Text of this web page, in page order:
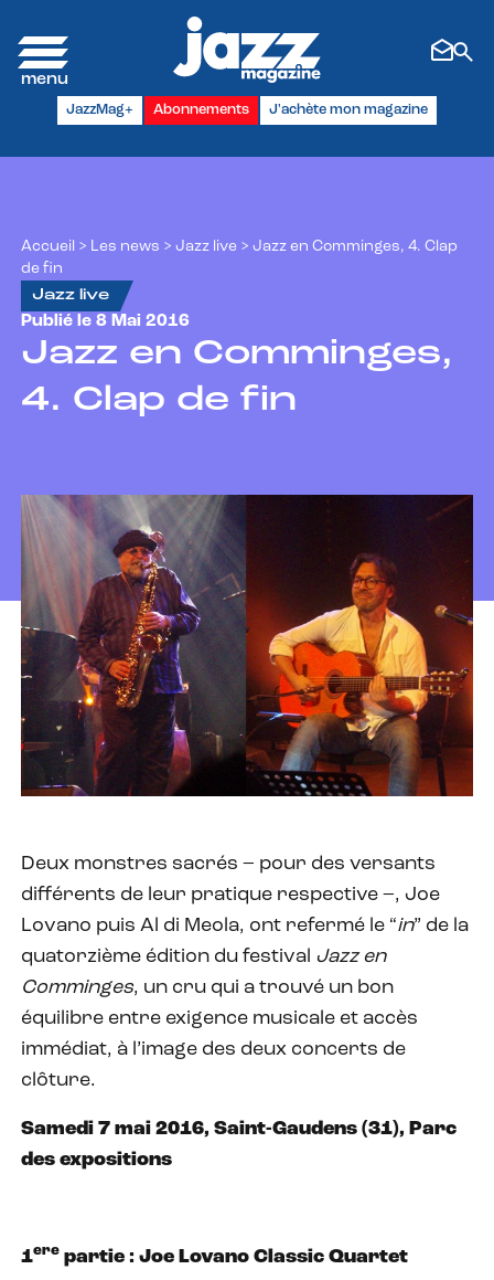
JazzMag+ Abonnements J'achète mon magazine
Accueil > Les news > Jazz live > Jazz en Comminges, 4. Clap
de fin
Jazz live
Publié le 8 Mai 2016
Jazz en Comminges,
4. Clap de fin
Deux monstres sacrés – pour des versants
différents de leur pratique respective –, Joe
Lovano puis Al di Meola, ont refermé le “in” de la
quatorzième édition du festival Jazz en
Comminges, un cru qui a trouvé un bon
équilibre entre exigence musicale et accès
immédiat, à l’image des deux concerts de
clôture.
Samedi 7 mai 2016, Saint-Gaudens (31), Parc
des expositions
1ere partie : Joe Lovano Classic Quartet